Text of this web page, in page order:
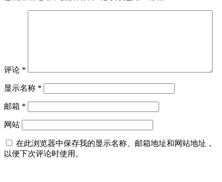
评论 *
显示名称 *
邮箱 *
网站
在此浏览器中保存我的显示名称、邮箱地址和网站地址，
以便下次评论时使用。